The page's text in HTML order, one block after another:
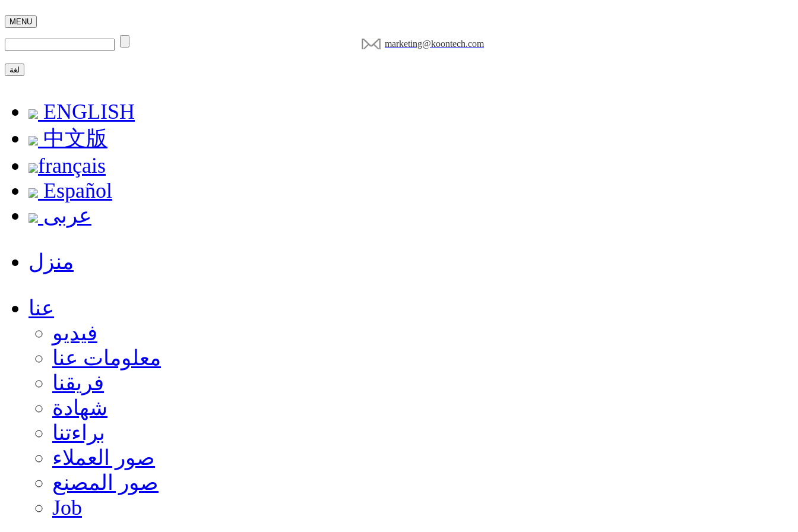
MENU
marketing@koontech.com
لغة
ENGLISH
中文版
français
Español
عربى
منزل
عنا
فيديو
معلومات عنا
فريقنا
شهادة
براءتنا
صور العملاء
صور المصنع
Job